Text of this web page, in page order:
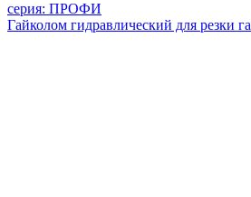
серия: ПРОФИ
Гайколом гидравлический для резки